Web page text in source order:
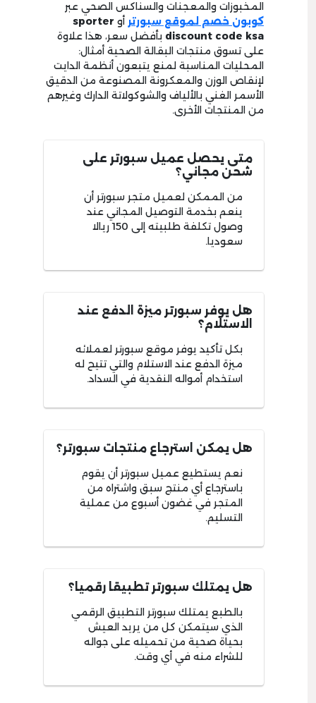
المخبوزات والمعجنات والسناكس الصحي عبر
كوبون خصم لموقع سبورتر أو sporter
discount code ksa بأفضل سعر، هذا علاوة
على تسوق منتجات البقالة الصحية أمثال:
المحليات المناسبة لمنع يتبعون أنظمة الدايت
لإنقاص الوزن والمعكرونة المصنوعة من الدقيق
الأسمر الغني بالألياف والشوكولاتة الدارك وغيرهم
من المنتجات الأخرى.
متى يحصل عميل سبورتر على
شحن مجاني؟
من الممكن لعميل متجر سبورتر أن
ينعم بخدمة التوصيل المجاني عند
وصول تكلفة طلبيته إلى 150 ريالا
سعوديا.
هل يوفر سبورتر ميزة الدفع عند
الاستلام؟
بكل تأكيد يوفر موقع سبورتر لعملائه
ميزة الدفع عند الاستلام والتي تتيح له
استخدام أمواله النقدية في السداد.
هل يمكن استرجاع منتجات سبورتر؟
نعم يستطيع عميل سبورتر أن يقوم
باسترجاع أي منتج سبق واشتراه من
المتجر في غضون أسبوع من عملية
التسليم.
هل يمتلك سبورتر تطبيقا رقميا؟
بالطبع يمتلك سبورتر التطبيق الرقمي
الذي سيتمكن كل من يريد العيش
بحياة صحية من تحميله على جواله
للشراء منه في أي وقت.